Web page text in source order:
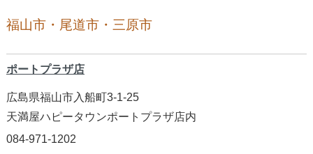
福山市・尾道市・三原市
ポートプラザ店
広島県福山市入船町3-1-25
天満屋ハピータウンポートプラザ店内
084-971-1202